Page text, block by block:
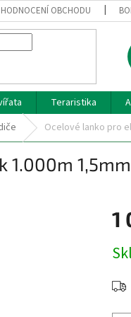
HODNOCENÍ OBCHODU
Teraristika
Ocelové lanko pro
1.000m 1,5mm
1